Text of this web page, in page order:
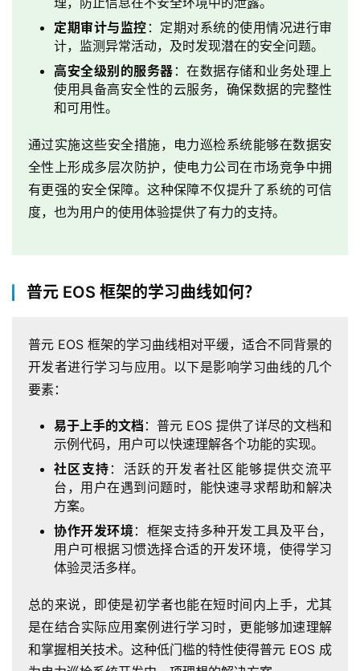
定期审计与监控 ：定期对系统的使用情况进行审
计，监测异常活动，及时发现潜在的安全问题。
高安全级别的服务器 ：在数据存储和业务处理上
使用具备高安全性的云服务，确保数据的完整性
和可用性。
通过实施这些安全措施，电力巡检系统能够在数据安
全性上形成多层次防护，使电力公司在市场竞争中拥
有更强的安全保障。这种保障不仅提升了系统的可信
度，也为用户的使用体验提供了有力的支持。
普元 EOS 框架的学习曲线如何？
普元 EOS 框架的学习曲线相对平缓，适合不同背景的
开发者进行学习与应用。以下是影响学习曲线的几个
要素：
易于上手的文档 ：普元 EOS 提供了详尽的文档和
示例代码，用户可以快速理解各个功能的实现。
社区支持 ：活跃的开发者社区能够提供交流平
台，用户在遇到问题时，能快速寻求帮助和解决
方案。
协作开发环境：框架支持多种开发工具及平台，
用户可根据习惯选择合适的开发环境，使得学习
体验灵活多样。
总的来说，即使是初学者也能在短时间内上手，尤其
是在结合实际应用案例进行学习时，更能够加速理解
和掌握相关技术。这种低门槛的特性使得普元 EOS 成